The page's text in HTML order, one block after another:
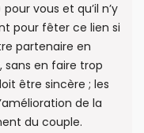
vous et qu’il n’y
pour fêter ce lien si
partenaire en
en faire trop
être sincère ; les
de la
du couple.